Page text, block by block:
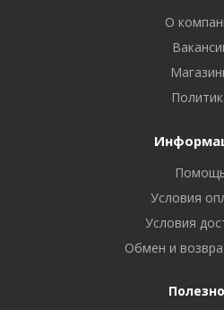
О
Условия
Условия
Обмен и